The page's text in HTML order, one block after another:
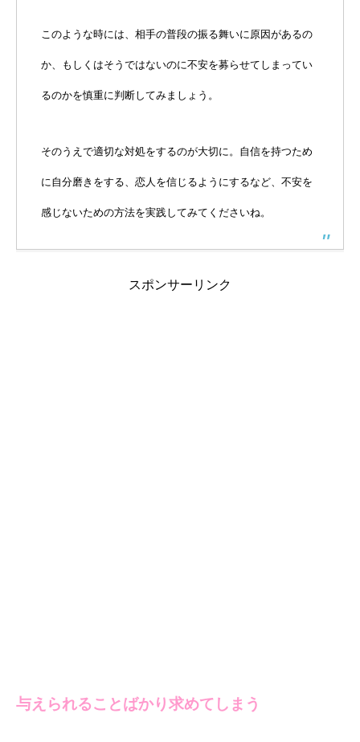
このような時には、相手の普段の振る舞いに原因があるの
か、もしくはそうではないのに不安を募らせてしまってい
るのかを慎重に判断してみましょう。
そのうえで適切な対処をするのが大切に。自信を持つため
に自分磨きをする、恋人を信じるようにするなど、不安を
感じないための方法を実践してみてくださいね。
スポンサーリンク
与えられることばかり求めてしまう